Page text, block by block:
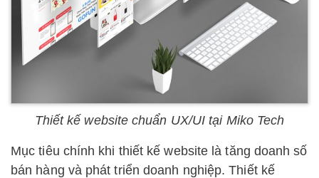
Thiết kế website chuẩn UX/UI tại Miko Tech
Mục tiêu chính khi thiết kế website là tăng doanh số
bán hàng và phát triển doanh nghiệp. Thiết kế